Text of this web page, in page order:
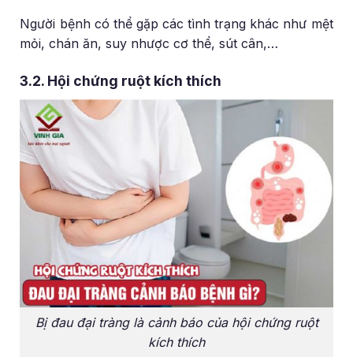
Người bệnh có thể gặp các tình trạng khác như mệt
mỏi, chán ăn, suy nhược cơ thể, sút cân,…
3.2. Hội chứng ruột kích thích
Bị đau đại tràng là cảnh báo của hội chứng ruột
kích thích